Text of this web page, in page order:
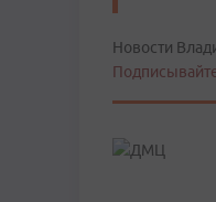
Новости